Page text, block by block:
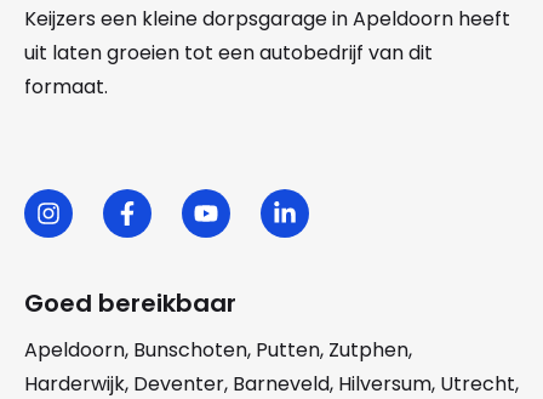
Keijzers een kleine dorpsgarage in Apeldoorn heeft
uit laten groeien tot een autobedrijf van dit
formaat.
Goed bereikbaar
Apeldoorn, Bunschoten, Putten, Zutphen,
Harderwijk, Deventer, Barneveld, Hilversum, Utrecht,